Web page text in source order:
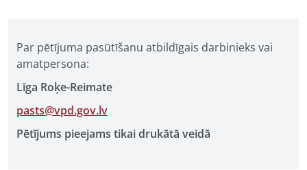
Par pētījuma pasūtīšanu atbildīgais darbinieks vai
amatpersona:
Līga Roķe-Reimate
pasts@vpd.gov.lv
Pētījums pieejams tikai drukātā veidā